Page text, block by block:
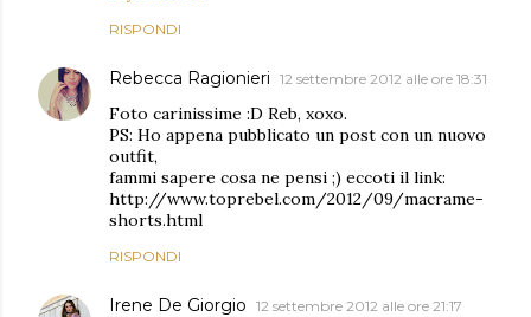
RISPONDI
Rebecca Ragionieri 12 settembre 2012 alle ore 18:31
Foto carinissime :D Reb, xoxo.
PS: Ho appena pubblicato un post con un nuovo
outfit,
fammi sapere cosa ne pensi ;) eccoti il link:
http://www.toprebel.com/2012/09/macrame-
shorts.html
RISPONDI
Irene De Giorgio 12 settembre 2012 alle ore 21:17